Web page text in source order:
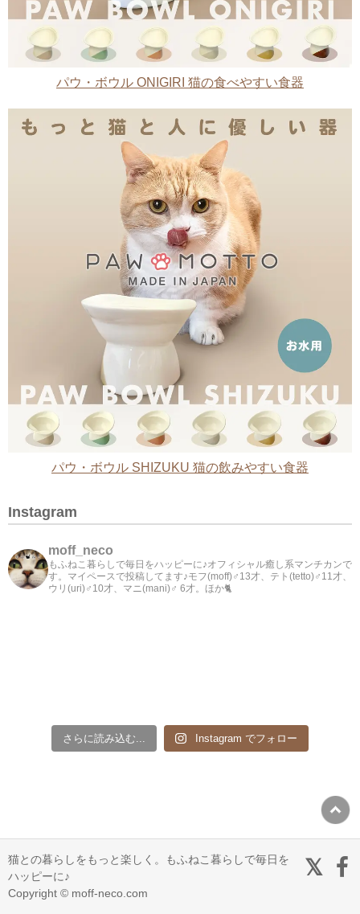
パウ・ボウル ONIGIRI 猫の食べやすい食器
パウ・ボウル SHIZUKU 猫の飲みやすい食器
Instagram
moff_neco
もふねこ暮らしで毎日をハッピーに♪オフィシャル癒し系マンチカンで
す。マイペースで投稿してます♪モフ(moff)♂13才、テト(tetto)♂11才、
ウリ(uri)♂10才、マニ(mani)♂ 6才。ほか🐈
さらに読み込む... Instagram でフォロー
猫との暮らしをもっと楽しく。もふねこ暮らしで毎日を
ハッピーに♪
Copyright © moff-neco.com